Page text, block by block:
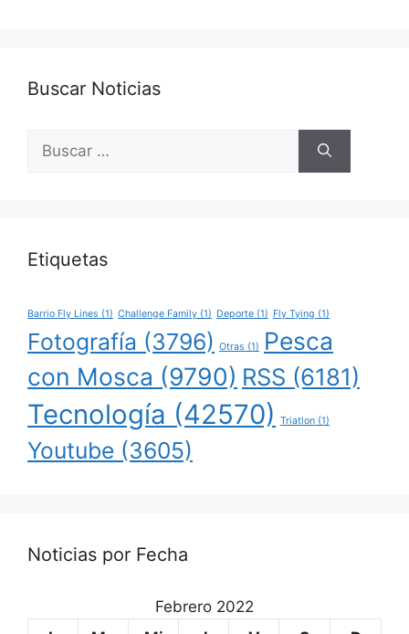
Buscar Noticias
Buscar:
Etiquetas
Barrio Fly Lines (1) Challenge Family (1) Deporte (1) Fly Tying (1)
Fotografía (3796) Otras (1)
Pesca
con Mosca (9790) RSS (6181)
Tecnología (42570) Triatlon (1)
Youtube (3605)
Noticias por Fecha
Febrero 2022